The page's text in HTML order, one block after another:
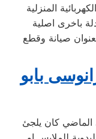
المنزلية
باخرى اصلية
صيانة وقطع
بابو
الماضي كان يلجئ